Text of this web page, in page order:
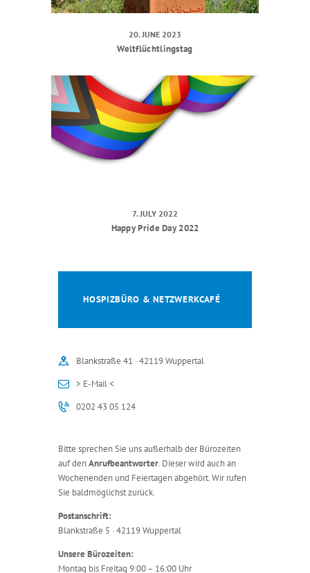
20. JUNE 2023
Weltflüchtlingstag
7. JULY 2022
Happy Pride Day 2022
HOSPIZBÜRO & NETZWERKCAFÉ
Blankstraße 41 · 42119 Wuppertal
> E-Mail <
0202 43 05 124
Bitte sprechen Sie uns außerhalb der Bürozeiten
auf denAnrufbeantworter. Dieser wird auch an
Wochenenden und Feiertagen abgehört. Wir rufen
Sie baldmöglichst zurück.
Postanschrift:
Blankstraße 5 · 42119 Wuppertal
Unsere Bürozeiten:
Montag bis Freitag 9:00 – 16:00 Uhr